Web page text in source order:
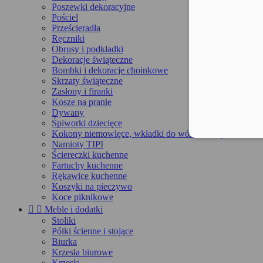
Poszewki dekoracyjne
Pościel
Prześcieradła
Ręczniki
Obrusy i podkładki
Dekoracje świąteczne
Bombki i dekoracje choinkowe
Skrzaty świąteczne
Zasłony i firanki
Kosze na pranie
Dywany
Śpiworki dziecięce
Kokony niemowlęce, wkładki do wózka, maty
Namioty TIPI
Ściereczki kuchenne
Fartuchy kuchenne
Rękawice kuchenne
Koszyki na pieczywo
Koce piknikowe
  Meble i dodatki
Stoliki
Półki ścienne i stojące
Biurka
Krzesła biurowe